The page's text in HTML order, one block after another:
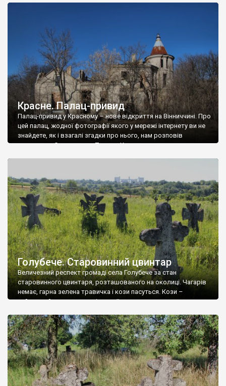
Красне. Палац-привид
Палац-привид у Красному – нове відкриття на Вінниччині. Про
цей палац, жодної фотографії якого у мережі інтернету ви не
знайдете, як і взагалі згадки про нього, нам розповів
мешканець Самгородка. Палац у Красному вразив не лише
Голубече. Старовинний цвинтар
Величезний респект громаді села Голубече за стан
старовинного цвинтаря, розташованого на околиці. Чагарів
немає, гарна зелена травичка і кози пасуться. Кози –
найкращий регулятор шкідливої, для старих кладовищ,
бруньками, кози ті бруньки обгризають, бо то улюблений
делікатес. На цвинтарі у Голубечому ціла колекція
різноманітних форм хрестів. Село відносно невелике, […]